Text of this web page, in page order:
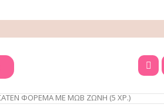
ΑΓΟΡΆ